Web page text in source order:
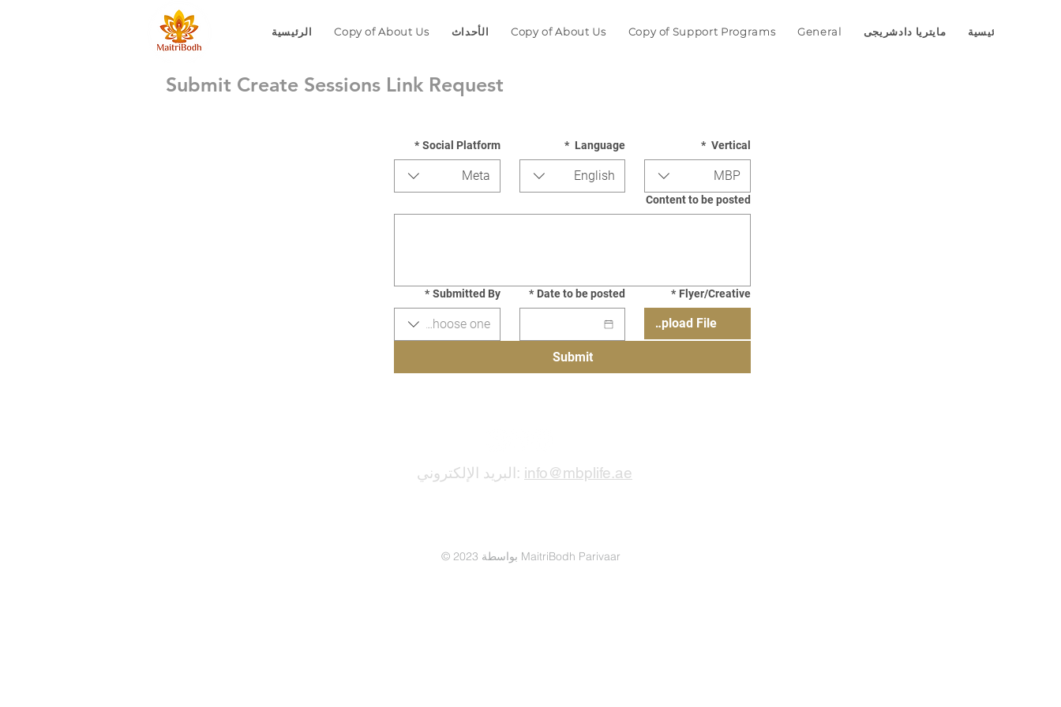
الرئيسية Copy of About Us الأحداث Copy of About Us Copy of Support Programs General مايتريا دادشريجى الرئيسية
Submit Create Sessions Link Request
Vertical
*
MBP
Language
*
English
Social Platform
*
Meta
Content to be posted
Flyer/Creative
*
Upload File
Date to be posted
*
Submitted By
*
Choose one
Submit
البريد الإلكتروني: info@mbplife.ae
© 2023 بواسطة MaitriBodh Parivaar